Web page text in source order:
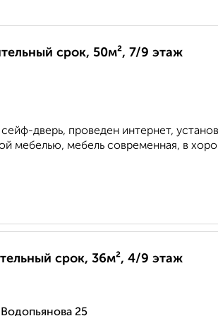
срок, 50м², 7/9 этаж
дверь, проведен интернет,
мебелью, мебель современная, в
срок, 36м², 4/9 этаж
25